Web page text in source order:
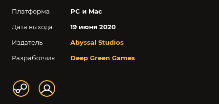
Платформа
PC и Mac
Дата выхода
19 июня 2020
Издатель
Abyssal Studios
Разработчик
Deep Green Games